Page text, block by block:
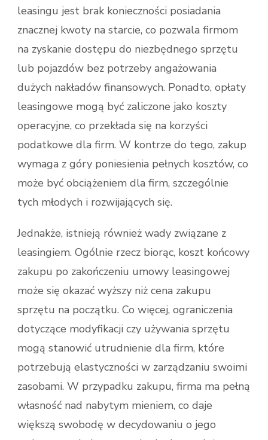
leasingu jest brak konieczności posiadania
znacznej kwoty na starcie, co pozwala firmom
na zyskanie dostępu do niezbędnego sprzętu
lub pojazdów bez potrzeby angażowania
dużych nakładów finansowych. Ponadto, opłaty
leasingowe mogą być zaliczone jako koszty
operacyjne, co przekłada się na korzyści
podatkowe dla firm. W kontrze do tego, zakup
wymaga z góry poniesienia pełnych kosztów, co
może być obciążeniem dla firm, szczególnie
tych młodych i rozwijających się.
Jednakże, istnieją również wady związane z
leasingiem. Ogólnie rzecz biorąc, koszt końcowy
zakupu po zakończeniu umowy leasingowej
może się okazać wyższy niż cena zakupu
sprzętu na początku. Co więcej, ograniczenia
dotyczące modyfikacji czy używania sprzętu
mogą stanowić utrudnienie dla firm, które
potrzebują elastyczności w zarządzaniu swoimi
zasobami. W przypadku zakupu, firma ma pełną
własność nad nabytym mieniem, co daje
większą swobodę w decydowaniu o jego